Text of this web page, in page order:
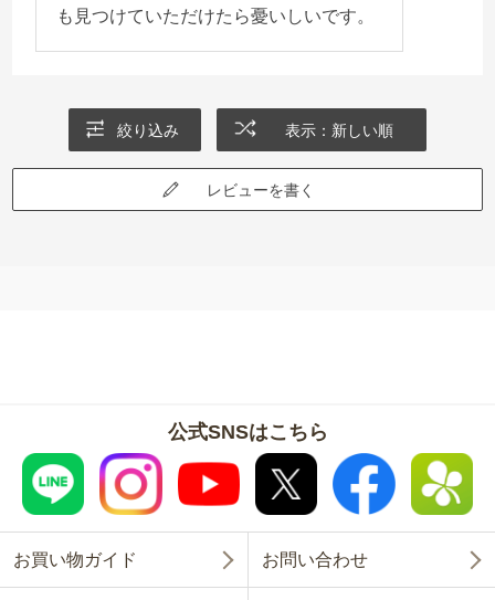
も見つけていただけたら憂いしいです。
絞り込み 表示：新しい順
レビューを書く
公式SNSはこちら
お買い物ガイド お問い合わせ